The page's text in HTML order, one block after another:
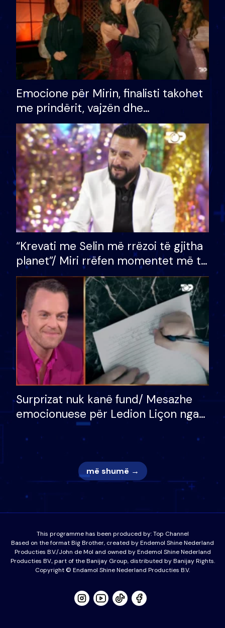
Emocione për Mirin, finalisti takohet
me prindërit, vajzën dhe
bashkëshorten: S’kemi ndonjë letër
divorci apo jo?
“Krevati me Selin më rrëzoi të gjitha
planet”/ Miri rrëfen momentet më të
bukura në shtëpinë e BB VIP: Do më
mungojë zilja e mëngjesit kur…
Surprizat nuk kanë fund/ Mesazhe
emocionuese për Ledion Liçon nga
nëna dhe fëmijët e tij, moderatori
nuk i mban dot lotët: Nuk meritoj…
më shumë →
This programme has been produced by:Top Channel
Based on the format Big Brother, created by Endemol Shine Nederland
Producties B.V./John de Mol and owned by Endemol Shine Nederland
Producties BV., part of the Banijay Group, distributed by Banijay Rights.
Copyright © Endamol Shine Nederland Producties B.V.